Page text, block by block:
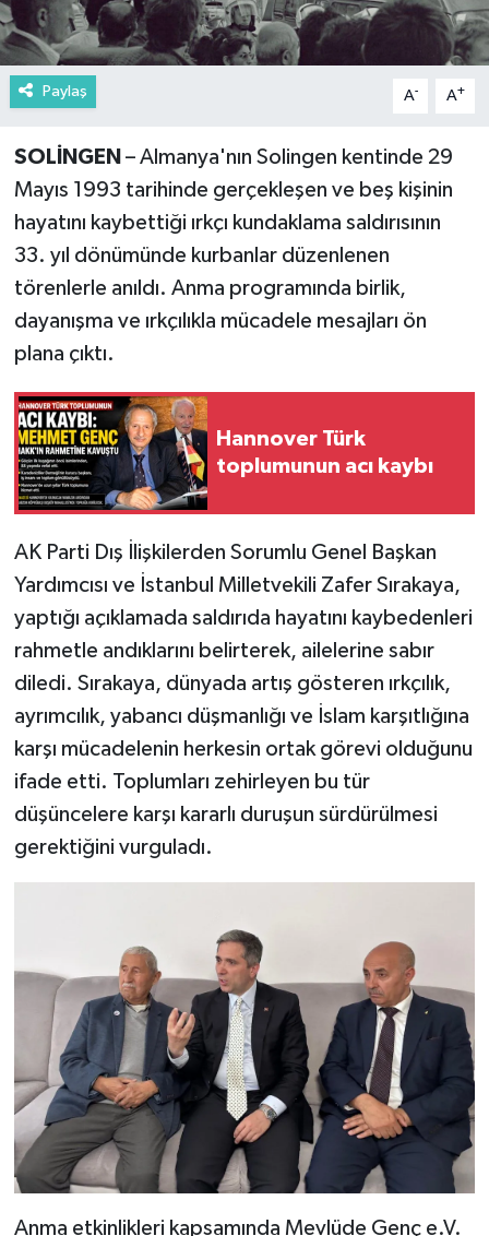
Paylaş A- A+
SOLİNGEN – Almanya'nın Solingen kentinde 29
Mayıs 1993 tarihinde gerçekleşen ve beş kişinin
hayatını kaybettiği ırkçı kundaklama saldırısının
33. yıl dönümünde kurbanlar düzenlenen
törenlerle anıldı. Anma programında birlik,
dayanışma ve ırkçılıkla mücadele mesajları ön
plana çıktı.
Hannover Türk
toplumunun acı kaybı
AK Parti Dış İlişkilerden Sorumlu Genel Başkan
Yardımcısı ve İstanbul Milletvekili Zafer Sırakaya,
yaptığı açıklamada saldırıda hayatını kaybedenleri
rahmetle andıklarını belirterek, ailelerine sabır
diledi. Sırakaya, dünyada artış gösteren ırkçılık,
ayrımcılık, yabancı düşmanlığı ve İslam karşıtlığına
karşı mücadelenin herkesin ortak görevi olduğunu
ifade etti. Toplumları zehirleyen bu tür
düşüncelere karşı kararlı duruşun sürdürülmesi
gerektiğini vurguladı.
Anma etkinlikleri kapsamında Mevlüde Genç e.V.